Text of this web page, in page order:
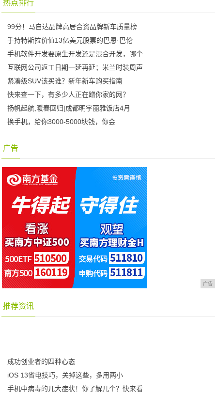
热点排行
99分！马自达品牌高居合资品牌新车质量榜
手持特斯拉价值13亿美元股票的巴恩·巴伦
手机软件开发要原生开发还是混合开发，哪个
互联网公司返工日期一延再延；米兰时装周声
紧凑级SUV该买谁？新年新车购买指南
快来查一下，有多少人正在蹭你家的网？
扬帆起航,暖春回归|成都明宇丽雅饭店4月
换手机，给你3000-5000块钱，你会
广告
广告
推荐资讯
成功创业者的四种心态
iOS 13省电技巧，关掉这些，多用两小
手机中病毒的几大症状！你了解几个？快来看